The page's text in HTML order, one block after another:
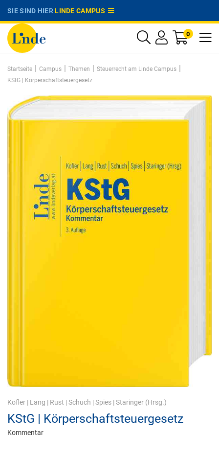
SIE SIND HIERLINDE CAMPUS
0
Startseite | Campus | Themen | Steuerrecht am Linde Campus |
KStG | Körperschaftsteuergesetz
Kofler | Lang | Rust | Schuch | Spies | Staringer (Hrsg.)
KStG | Körperschaftsteuergesetz
Kommentar